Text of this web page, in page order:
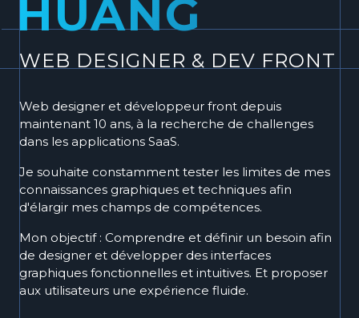
HUANG
WEB DESIGNER & DEV FRONT
Web designer et développeur front depuis
maintenant 10 ans, à la recherche de challenges
dans les applications SaaS.
Je souhaite constamment tester les limites de mes
connaissances graphiques et techniques afin
d'élargir mes champs de compétences.
Mon objectif : Comprendre et définir un besoin afin
de designer et développer des interfaces
graphiques fonctionnelles et intuitives. Et proposer
aux utilisateurs une expérience fluide.